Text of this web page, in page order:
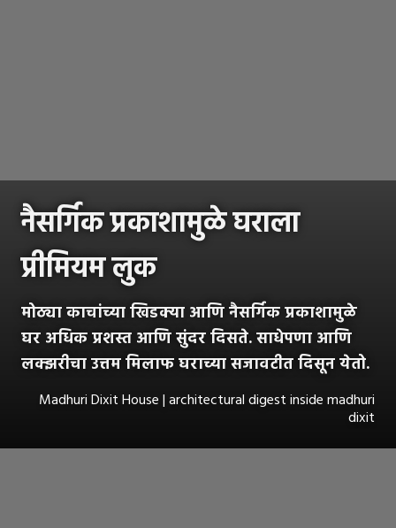
नैसर्गिक प्रकाशामुळे घराला
प्रीमियम लुक
मोठ्या काचांच्या खिडक्या आणि नैसर्गिक प्रकाशामुळे
घर अधिक प्रशस्त आणि सुंदर दिसते. साधेपणा आणि
लक्झरीचा उत्तम मिलाफ घराच्या सजावटीत दिसून येतो.
Madhuri Dixit House | architectural digest inside madhuri
dixit